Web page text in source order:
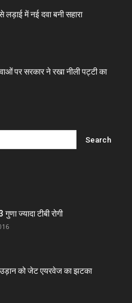
में नई दवा बनी सहारा
पर सरकार ने रखा नीली पट्टी का
ज्यादा टीबी रोगी
उड़ान को जेट एयरवेज का झटका